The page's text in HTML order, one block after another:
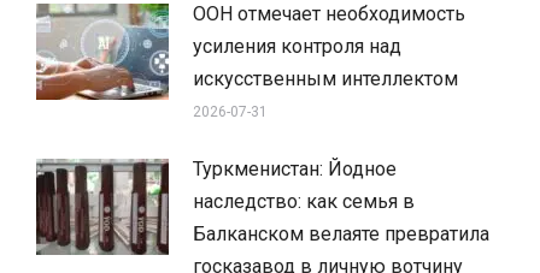
ООН отмечает необходимость
усиления контроля над
искусственным интеллектом
2026-07-31
Туркменистан: Йодное
наследство: как семья в
Балканском велаяте превратила
госказавод в личную вотчину